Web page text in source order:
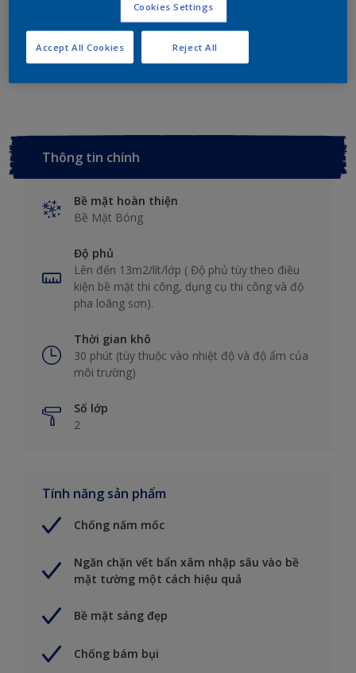
Thêm vào không gian làm việc
Thông tin chính
Bề mặt hoàn thiện
Bề Mặt Bóng
Độ phủ
Lên đến 13m2/lít/lớp ( Độ phủ tùy theo điều
kiện bề mặt thi công, dụng cụ thi công và độ
pha loãng sơn).
Thời gian khô
30 phút (tùy thuộc vào nhiệt độ và độ ẩm của
môi trường)
Số lớp
2
Tính năng sản phẩm
Chống nấm mốc
Ngăn chặn vết bẩn xâm nhập sâu vào bề
mặt tường một cách hiệu quả
Bề mặt sáng đẹp
Chống bám bụi
Cookies Settings
Reject All
Accept All Cookies